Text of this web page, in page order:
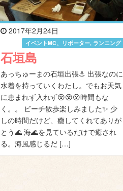
2017年2月24日
イベントMC、リポーター, ランニング
石垣島
あっちゅーまの石垣出張⚓ 出張なのに
水着を持っていくわたし。でもお天気
に恵まれず入れず😵😵😵時間もな
く。。 ビーチ散歩楽しみました✨ 少
しの時間だけど、癒してくれてありが
とう🌊 海🌊を見ているだけで癒され
る。海風感じるだ […]